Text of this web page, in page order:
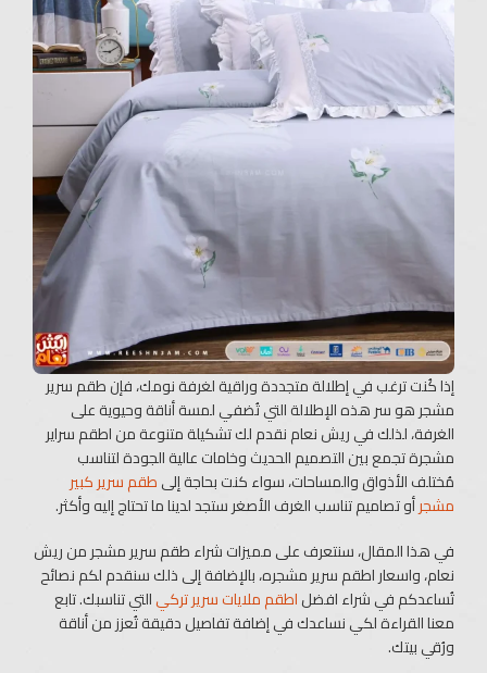
إذا كُنت ترغب في إطلالة متجددة وراقية لغرفة نومك، فإن طقم سرير
مشجر هو سر هذه الإطلالة التي تُضفي لمسة أناقة وحيوية على
الغرفة، لذلك في ريش نعام نقدم لك تشكيلة متنوعة من اطقم سراير
مشجرة تجمع بين التصميم الحديث وخامات عالية الجودة لتناسب
مُختلف الأذواق والمساحات، سواء كنت بحاجة إلىطقمسريركبير
مشجرأو تصاميم تناسب الغرف الأصغر ستجد لدينا ما تحتاج إليه وأكثر.
في هذا المقال، سنتعرف على مميزات شراء طقم سرير مشجر من ريش
نعام، واسعار اطقم سرير مشجره، بالإضافة إلى ذلك سنقدم لكم نصائح
تُساعدكم في شراء افضلاطقم ملايات سرير تركيالتي تناسبك. تابع
معنا القراءة لكي نساعدك في إضافة تفاصيل دقيقة تُعزز من أناقة
ورُقي بيتك.